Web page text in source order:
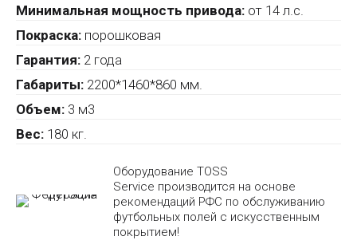
Минимальная мощность привода: от 14 л.с.
Покраска: порошковая
Гарантия: 2 года
Габариты: 2200*1460*860 мм.
Объем: 3 м3
Вес: 180 кг.
Оборудование TOSS
Service производится на основе
рекомендаций РФС по обслуживанию
футбольных полей с искусственным
покрытием!